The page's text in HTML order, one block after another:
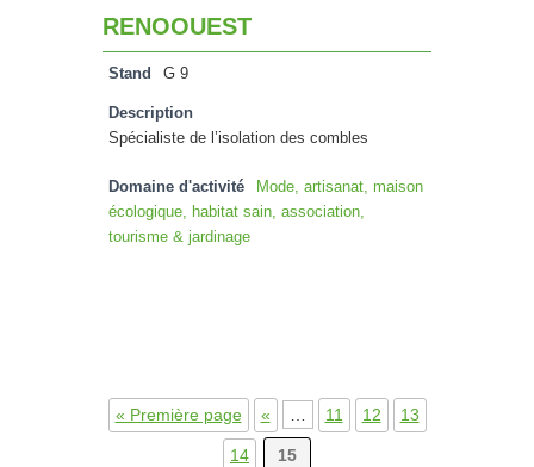
RENOOUEST
Stand G 9
Description
Spécialiste de l’isolation des combles
Domaine d'activité
Mode, artisanat, maison
écologique, habitat sain, association,
tourisme & jardinage
« Première page « 11 12 13
14 15